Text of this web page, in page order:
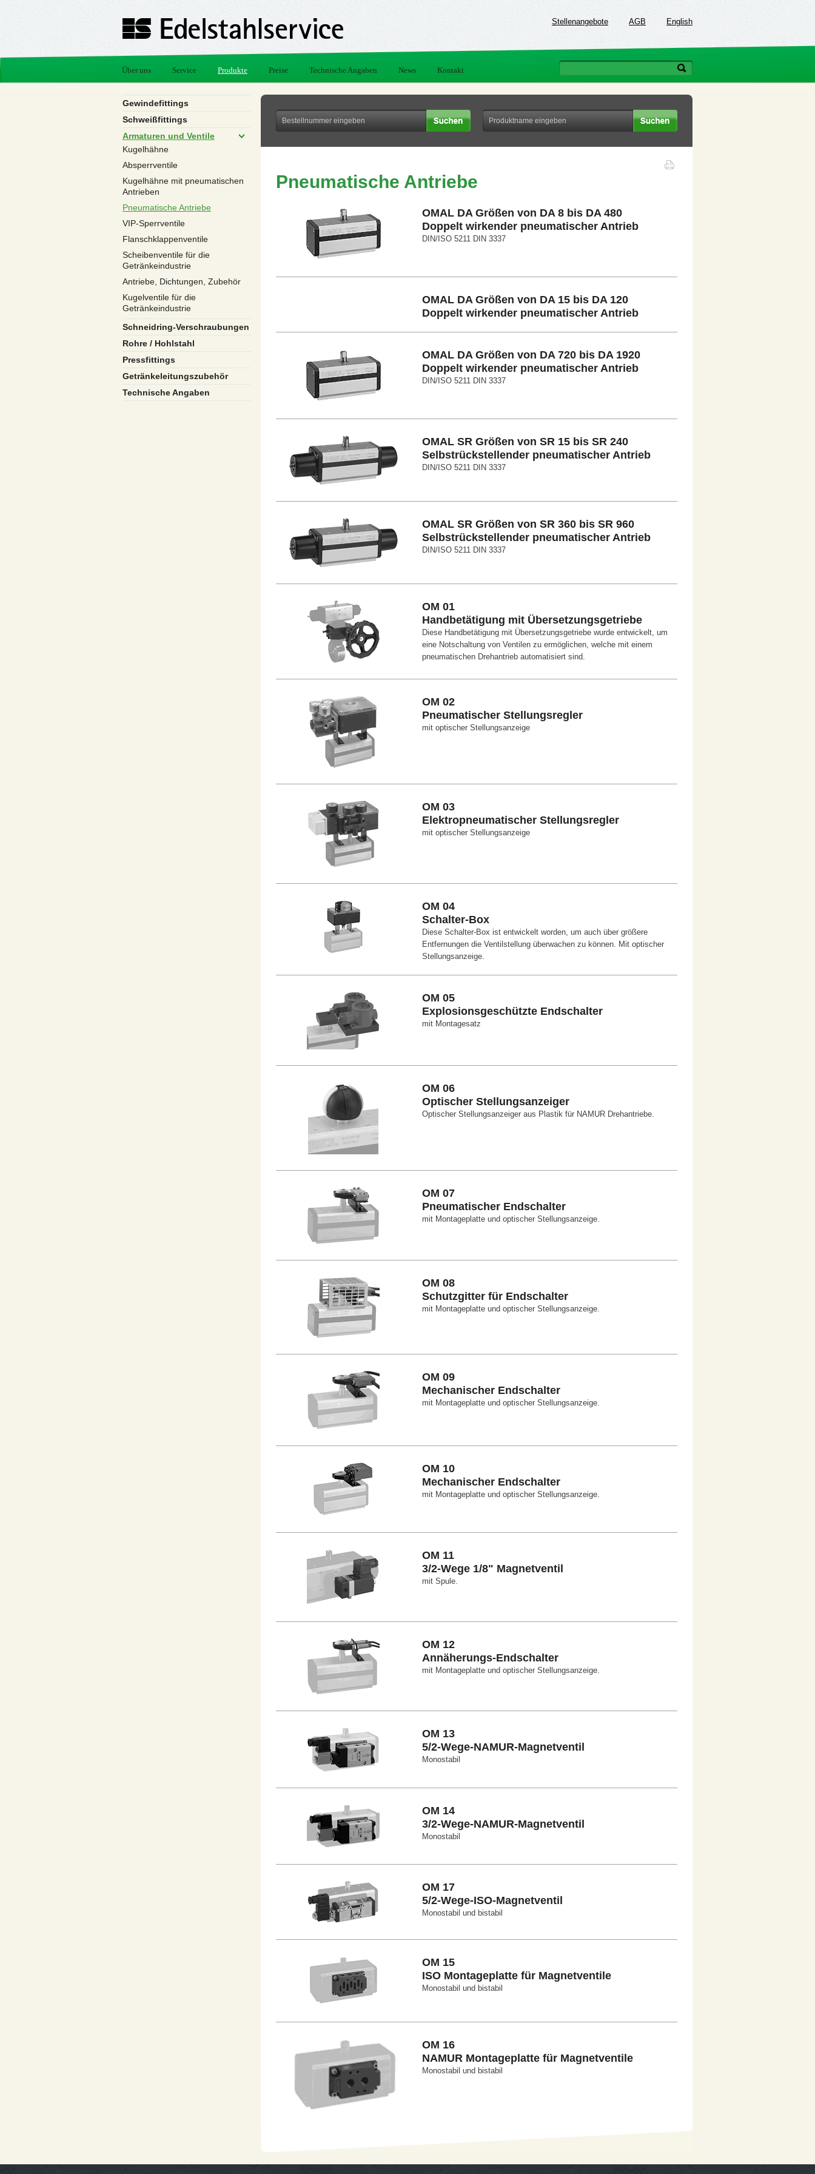
Über uns Service Produkte Preise Technische Angaben News Kontakt
Stellenangebote AGB English
Gewindefittings
Schweißfittings
Armaturen und Ventile
Kugelhähne
Absperrventile
Kugelhähne mit pneumatischen
Antrieben
Pneumatische Antriebe
VIP-Sperrventile
Flanschklappenventile
Scheibenventile für die
Getränkeindustrie
Antriebe, Dichtungen, Zubehör
Kugelventile für die
Getränkeindustrie
Schneidring-Verschraubungen
Rohre / Hohlstahl
Pressfittings
Getränkeleitungszubehör
Technische Angaben
Pneumatische Antriebe
OMAL DA Größen von DA 8 bis DA 480
Doppelt wirkender pneumatischer Antrieb
DIN/ISO 5211 DIN 3337
OMAL DA Größen von DA 15 bis DA 120
Doppelt wirkender pneumatischer Antrieb
OMAL DA Größen von DA 720 bis DA 1920
Doppelt wirkender pneumatischer Antrieb
DIN/ISO 5211 DIN 3337
OMAL SR Größen von SR 15 bis SR 240
Selbstrückstellender pneumatischer Antrieb
DIN/ISO 5211 DIN 3337
OMAL SR Größen von SR 360 bis SR 960
Selbstrückstellender pneumatischer Antrieb
DIN/ISO 5211 DIN 3337
OM 01
Handbetätigung mit Übersetzungsgetriebe
Diese Handbetätigung mit Übersetzungsgetriebe wurde entwickelt, um
eine Notschaltung von Ventilen zu ermöglichen, welche mit einem
pneumatischen Drehantrieb automatisiert sind.
OM 02
Pneumatischer Stellungsregler
mit optischer Stellungsanzeige
OM 03
Elektropneumatischer Stellungsregler
mit optischer Stellungsanzeige
OM 04
Schalter-Box
Diese Schalter-Box ist entwickelt worden, um auch über größere
Entfernungen die Ventilstellung überwachen zu können. Mit optischer
Stellungsanzeige.
OM 05
Explosionsgeschützte Endschalter
mit Montagesatz
OM 06
Optischer Stellungsanzeiger
Optischer Stellungsanzeiger aus Plastik für NAMUR Drehantriebe.
OM 07
Pneumatischer Endschalter
mit Montageplatte und optischer Stellungsanzeige.
OM 08
Schutzgitter für Endschalter
mit Montageplatte und optischer Stellungsanzeige.
OM 09
Mechanischer Endschalter
mit Montageplatte und optischer Stellungsanzeige.
OM 10
Mechanischer Endschalter
mit Montageplatte und optischer Stellungsanzeige.
OM 11
3/2-Wege 1/8" Magnetventil
mit Spule.
OM 12
Annäherungs-Endschalter
mit Montageplatte und optischer Stellungsanzeige.
OM 13
5/2-Wege-NAMUR-Magnetventil
Monostabil
OM 14
3/2-Wege-NAMUR-Magnetventil
Monostabil
OM 17
5/2-Wege-ISO-Magnetventil
Monostabil und bistabil
OM 15
ISO Montageplatte für Magnetventile
Monostabil und bistabil
OM 16
NAMUR Montageplatte für Magnetventile
Monostabil und bistabil